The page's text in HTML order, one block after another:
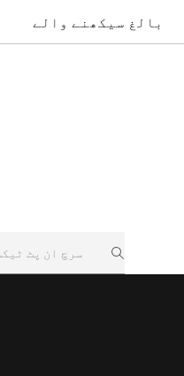
بالغ سیکھنے والے
Search